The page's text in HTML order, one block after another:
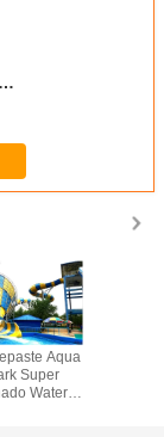
Aqua
Super
Water-